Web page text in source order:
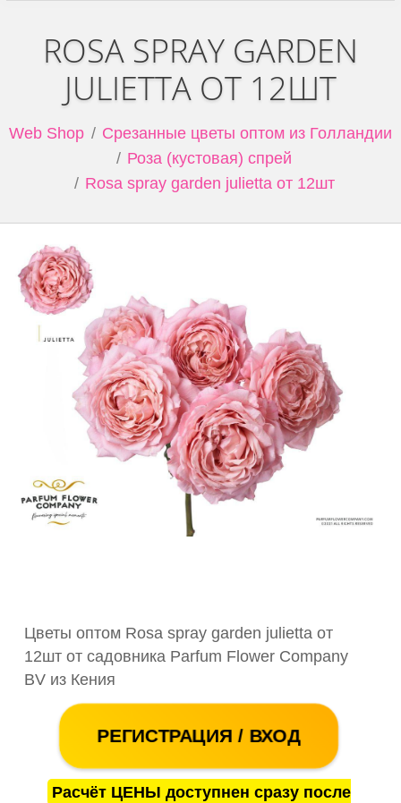
ROSA SPRAY GARDEN
JULIETTA ОТ 12ШТ
Web Shop
Срезанные цветы оптом из Голландии
Роза (кустовая) спрей
Rosa spray garden julietta от 12шт
Цветы оптом Rosa spray garden julietta от
12шт от садовника Parfum Flower Company
BV из Кения
РЕГИСТРАЦИЯ / ВХОД
Расчёт ЦЕНЫ доступнен сразу после